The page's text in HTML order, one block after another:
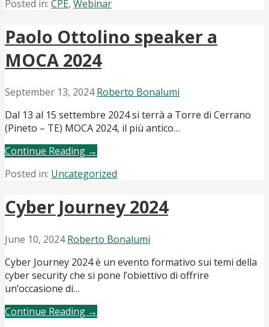
Posted in: CPE, Webinar
Paolo Ottolino speaker a
MOCA 2024
September 13, 2024 Roberto Bonalumi
Dal 13 al 15 settembre 2024 si terrà a Torre di Cerrano
(Pineto – TE) MOCA 2024, il più antico…
Continue Reading →
Posted in: Uncategorized
Cyber Journey 2024
June 10, 2024 Roberto Bonalumi
Cyber Journey 2024 è un evento formativo sui temi della
cyber security che si pone l’obiettivo di offrire
un’occasione di…
Continue Reading →